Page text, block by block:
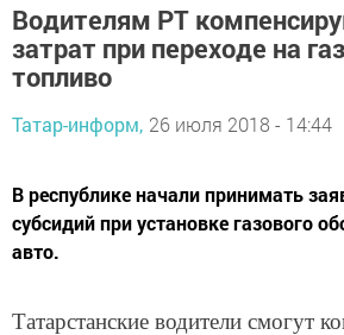
Водителям РТ
затрат при переходе на
топливо
Татар-информ, 26 июля 2018 - 14:44
В республике начали принимать
субсидий при установке газового
авто.
Татарстанские водители смогут